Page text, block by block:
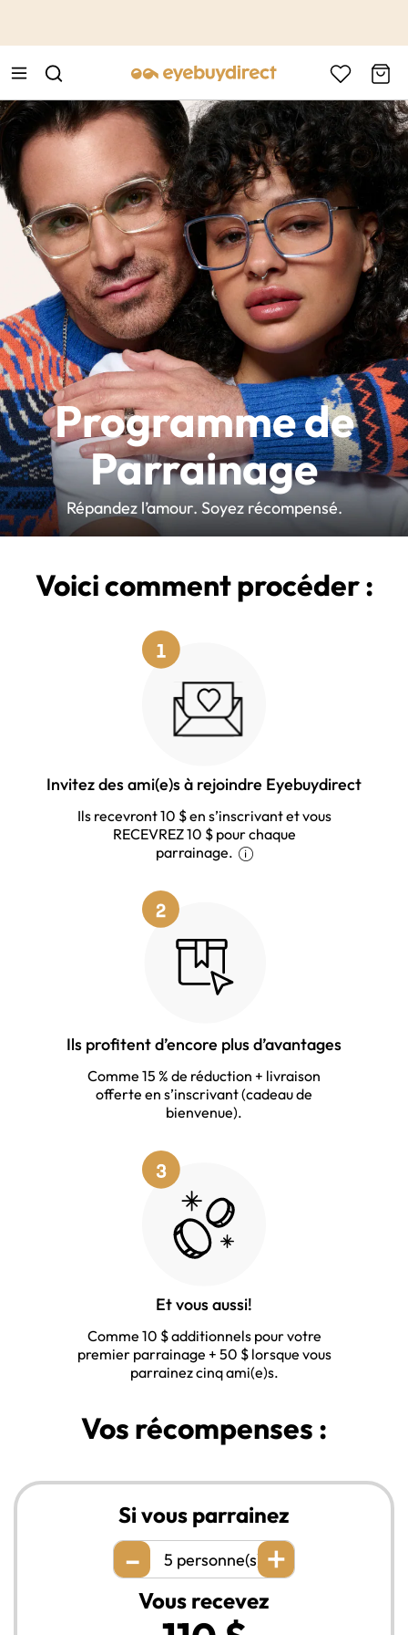
Programme de
Parrainage
Répandez l’amour. Soyez récompensé.
Voici comment procéder :
Invitez des ami(e)s à rejoindre Eyebuydirect
Ils recevront 10 $ en s’inscrivant et vous
RECEVREZ 10 $ pour chaque
parrainage.
Ils profitent d’encore plus d’avantages
Comme 15 % de réduction + livraison
offerte en s’inscrivant (cadeau de
bienvenue).
Et vous aussi!
Comme 10 $ additionnels pour votre
premier parrainage + 50 $ lorsque vous
parrainez cinq ami(e)s.
Vos récompenses :
Si vous parrainez
- 5 personne(s) +
Vous recevez